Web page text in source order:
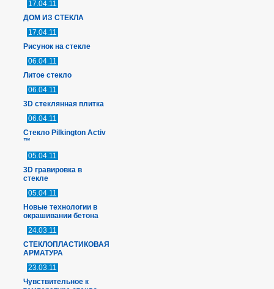
17.04.11
ДОМ ИЗ СТЕКЛА
17.04.11
Рисунок на стекле
06.04.11
Литое стекло
06.04.11
3D стеклянная плитка
06.04.11
Стекло Pilkington Activ
™
05.04.11
3D гравировка в
стекле
05.04.11
Новые технологии в
окрашивании бетона
24.03.11
СТЕКЛОПЛАСТИКОВАЯ
АРМАТУРА
23.03.11
Чувствительное к